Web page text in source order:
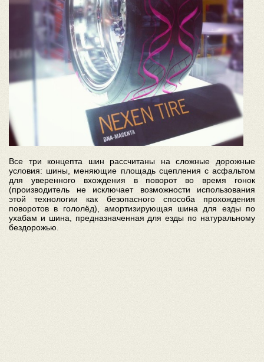
Все три концепта шин рассчитаны на сложные дорожные
условия: шины, меняющие площадь сцепления с асфальтом
для уверенного вхождения в поворот во время гонок
(производитель не исключает возможности использования
этой технологии как безопасного способа прохождения
поворотов в гололёд), амортизирующая шина для езды по
ухабам и шина, предназначенная для езды по натуральному
бездорожью.